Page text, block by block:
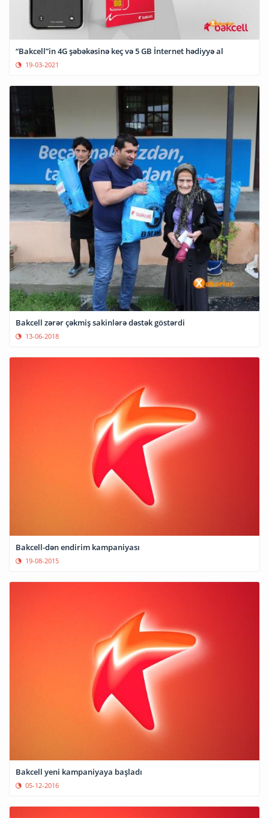
“Bakcell”in 4G şəbəkəsinə keç və 5 GB İnternet hədiyyə al
19-03-2021
Bakcell zərər çəkmiş sakinlərə dəstək göstərdi
13-06-2018
Bakcell-dən endirim kampaniyası
19-08-2015
Bakcell yeni kampaniyaya başladı
05-12-2016